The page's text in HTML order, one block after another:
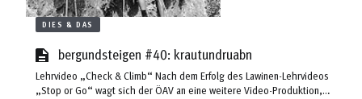
DIES & DAS
bergundsteigen #40: krautundruabn
Lehrvideo „Check & Climb“ Nach dem Erfolg des Lawinen-Lehrvideos
„Stop or Go“ wagt sich der ÖAV an eine weitere Video-Produktion,